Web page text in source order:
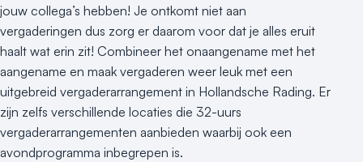
jouw collega’s hebben! Je ontkomt niet aan
vergaderingen dus zorg er daarom voor dat je alles eruit
haalt wat erin zit! Combineer het onaangename met het
aangename en maak vergaderen weer leuk met een
uitgebreid vergaderarrangement in Hollandsche Rading. Er
zijn zelfs verschillende locaties die 32-uurs
vergaderarrangementen aanbieden waarbij ook een
avondprogramma inbegrepen is.